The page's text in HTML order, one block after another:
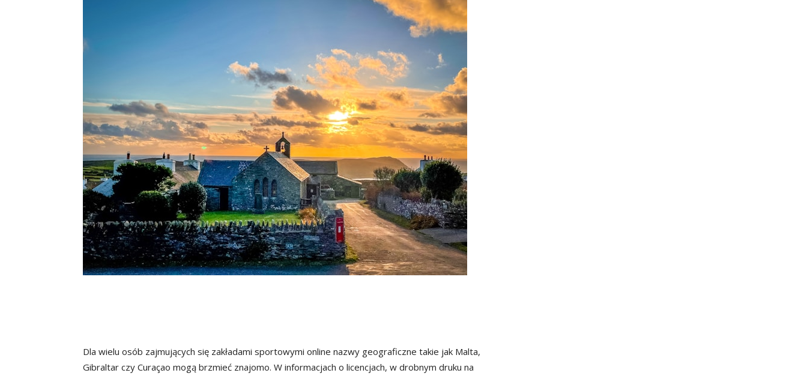
Dla wielu osób zajmujących się zakładami sportowymi online nazwy geograficzne takie jak Malta,
Gibraltar czy Curaçao mogą brzmieć znajomo. W informacjach o licencjach, w drobnym druku na